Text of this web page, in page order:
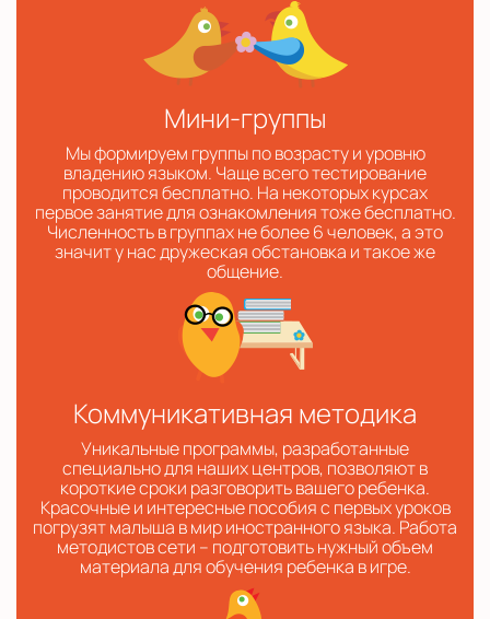
Мини-группы
Мы формируем группы по возрасту и уровню
владению языком. Чаще всего тестирование
проводится бесплатно. На некоторых курсах
первое занятие для ознакомления тоже бесплатно.
Численность в группах не более 6 человек, а это
значит у нас дружеская обстановка и такое же
общение.
Коммуникативная методика
Уникальные программы, разработанные
специально для наших центров, позволяют в
короткие сроки разговорить вашего ребенка.
Красочные и интересные пособия с первых уроков
погрузят малыша в мир иностранного языка. Работа
методистов сети – подготовить нужный объем
материала для обучения ребенка в игре.